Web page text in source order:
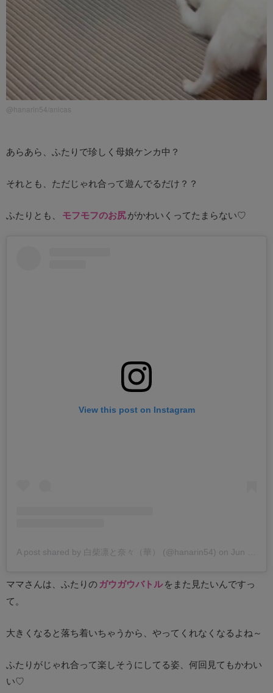
@hanarin54/anicas
あらあら、ふたりで珍しく母娘ケンカ中？
それとも、ただじゃれ合って遊んでるだけ？？
ふたりとも、 モフモフのお尻がかわいくってたまらない♡
View this post on Instagram
A post shared by 白柴凛と奈々（華） (@hanarin54) on Jun 29, 2020 at 12:12am PDT
ママさんは、ふたりのガウガウバトルをまた見たいんですっ
て。
大きくなると落ち着いちゃうから、やってくれなくなるよね～
ふたりがじゃれ合って楽しそうにしてる姿、何回見てもかわい
い♡